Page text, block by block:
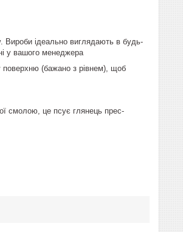
Вироби ідеально виглядають в будь-
у вашого менеджера
поверхню (бажано з рівнем), щоб
смолою, це псує глянець прес-